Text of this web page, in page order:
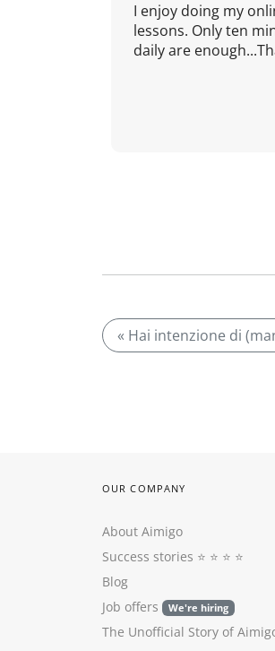
I enjoy doing my
lessons. Only ten
daily are
« Hai intenzione di
OUR COMPANY
About Aimigo
Success stories ⭐️ ⭐️ ⭐️ ⭐️
Blog
Job offers
We're hiring
The Unofficial Story of